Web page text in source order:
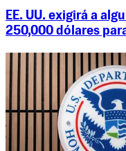
EE. UU. exigirá a
250,000 dólares